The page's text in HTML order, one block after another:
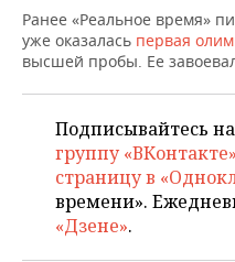
ЭНЕРГЕТИКА
УСЛУГИ
МЕДИА
ТЕЛЕКОММУНИКАЦИИ
ВЫЕЗДНАЯ РЕДАКЦИЯ
БИЗНЕС-БРАНЧИ
ONLINE-КОНФЕРЕНЦИИ
ОТКРЫТАЯ ЛЕКЦИЯ
НОВОСТИ СПОРТА
ФУТБОЛ
ХОККЕЙ
БАСКЕТБОЛ
ВОЛЕЙБОЛ
ОБЩЕСТВО
НОВОСТИ ОБЩЕСТВА
ВЛАСТЬ
ИНФРАСТРУКТУРА
ИСТОРИЯ
ФОТОГАЛЕРЕЯ
СЮЖЕТЫ
СПРАВОЧНИК
СПИСОК ПЕРСОН
ПОЛНАЯ ВЕРСИЯ
Ранее «Реальное время»
уже оказалась первая
высшей пробы. Ее
Подписывайтесь на
группу «ВКонтакте»
страницу в
времени».
«Дзене».